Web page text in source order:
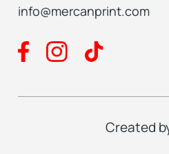
info@mercanprint.com
Created